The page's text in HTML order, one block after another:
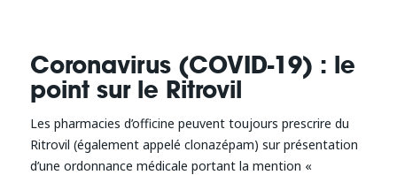
Coronavirus (COVID-19) : le
point sur le Ritrovil
Les pharmacies d’officine peuvent toujours prescrire du
Ritrovil (également appelé clonazépam) sur présentation
d’une ordonnance médicale portant la mention «